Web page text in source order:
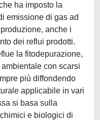
ha imposto la
emissione di gas ad
anche i
dei reflui prodotti.
la fitodepurazione,
con scarsi
più diffondendo
applicabile in vari
si basa sulla
e biologici di